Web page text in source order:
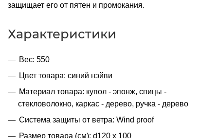
защищает его от пятен и промокания.
Характеристики
Вес: 550
Цвет товара: синий нэйви
Материал товара: купол - эпонж, спицы -
стекловолокно, каркас - дерево, ручка - дерево
Система защиты от ветра: Wind proof
Размер товара (см): d120 х 100